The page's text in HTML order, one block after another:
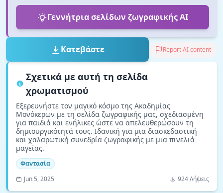
Γεννήτρια σελίδων ζωγραφικής AI
Κατεβάστε Report AI content
Σχετικά με αυτή τη σελίδα
χρωματισμού
Εξερευνήστε τον μαγικό κόσμο της Ακαδημίας
Μονόκερων με τη σελίδα ζωγραφικής μας, σχεδιασμένη
για παιδιά και ενήλικες ώστε να απελευθερώσουν τη
δημιουργικότητά τους. Ιδανική για μια διασκεδαστική
και χαλαρωτική συνεδρία ζωγραφικής με μια πινελιά
μαγείας.
Φαντασία
Jun 5, 2025
924 Λήψεις